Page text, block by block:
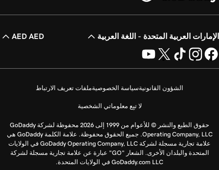
الإمارات العربية المتحدة - اللغة العربية AED AED
الشؤون القانونيةسياسة الخصوصيةملفات تعريف الارتباط
لا تبِع معلوماتي الشخصية
حقوق الطبع والنشر © للأعوام من 1999 إلى 2026 محفوظة لشركة GoDaddy
Operating Company, LLC. جميع الحقوق محفوظة. علامة الكلمة GoDaddy هي
علامة تجارية مسجلة لشركة GoDaddy Operating Company, LLC في الولايات
المتحدة والبلدان الأخرى. الشعار "GO" عبارة عن علامة تجارية مسجلة لشركة
GoDaddy.com LLC في الولايات المتحدة.